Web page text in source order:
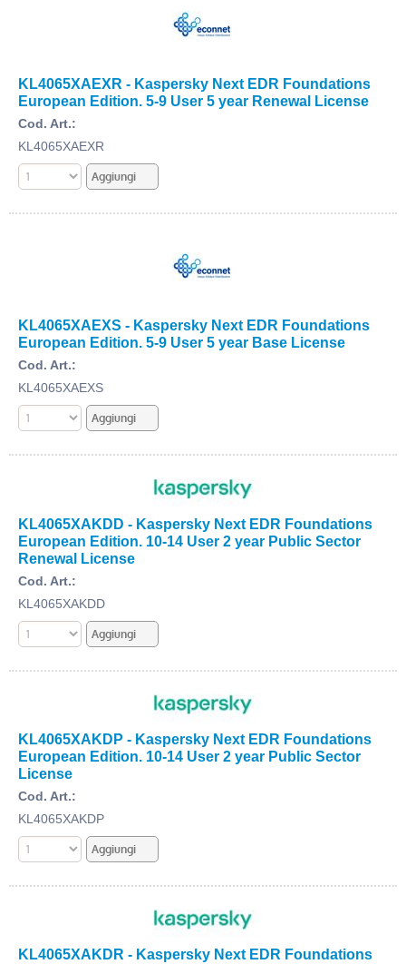
KL4065XAEXR - Kaspersky Next EDR Foundations
European Edition. 5-9 User 5 year Renewal License
Cod. Art.:
KL4065XAEXR
KL4065XAEXS - Kaspersky Next EDR Foundations
European Edition. 5-9 User 5 year Base License
Cod. Art.:
KL4065XAEXS
KL4065XAKDD - Kaspersky Next EDR Foundations
European Edition. 10-14 User 2 year Public Sector
Renewal License
Cod. Art.:
KL4065XAKDD
KL4065XAKDP - Kaspersky Next EDR Foundations
European Edition. 10-14 User 2 year Public Sector
License
Cod. Art.:
KL4065XAKDP
KL4065XAKDR - Kaspersky Next EDR Foundations